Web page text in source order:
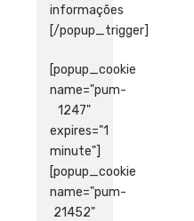
informações
[/popup_trigger]
[popup_cookie
name="pum-
1247"
expires="1
minute"]
[popup_cookie
name="pum-
21452"